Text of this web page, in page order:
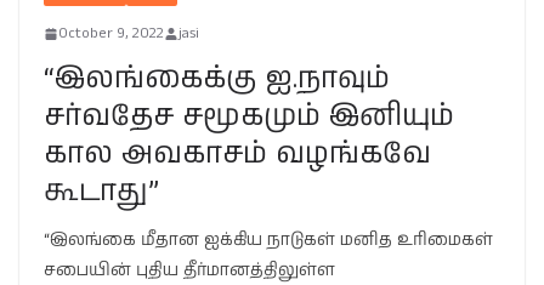
October 9, 2022 jasi
“இலங்கைக்கு ஐ.நாவும்
சர்வதேச சமூகமும் இனியும்
கால அவகாசம் வழங்கவே
கூடாது”
“இலங்கை மீதான ஐக்கிய நாடுகள் மனித உரிமைகள்
சபையின் புதிய தீர்மானத்திலுள்ள